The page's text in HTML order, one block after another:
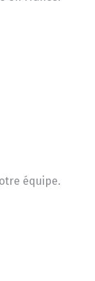
équipe.